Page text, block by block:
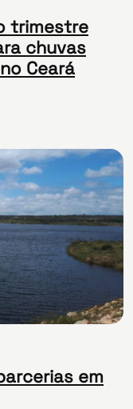
trimestre
chuvas
Ceará
em